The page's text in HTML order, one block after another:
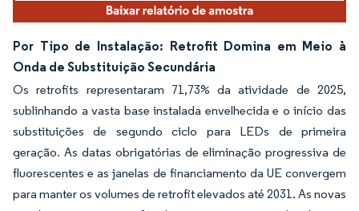
Por Tipo de Instalação: Retrofit Domina em Meio à
Onda de Substituição Secundária
Os retrofits representaram 71,73% da atividade de 2025,
sublinhando a vasta base instalada envelhecida e o início das
substituições de segundo ciclo para LEDs de primeira
geração. As datas obrigatórias de eliminação progressiva de
fluorescentes e as janelas de financiamento da UE convergem
para manter os volumes de retrofit elevados até 2031. As novas